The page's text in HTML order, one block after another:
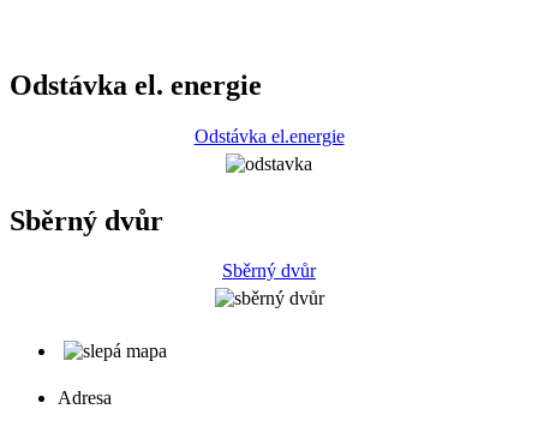
Odstávka el. energie
Odstávka el.energie
Sběrný dvůr
Sběrný dvůr
Adresa